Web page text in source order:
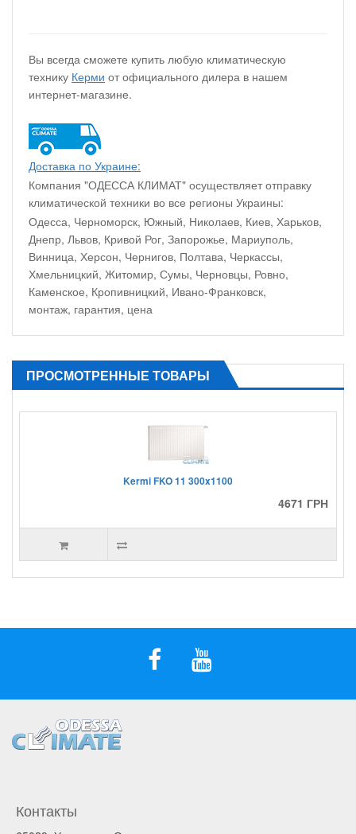
Вы всегда сможете купить любую климатическую
технику Керми от официального дилера в нашем
интернет-магазине.
Доставка по Украине:
Компания "ОДЕССА КЛИМАТ" осуществляет отправку
климатической техники во все регионы Украины:
Одесса, Черноморск, Южный, Николаев, Киев, Харьков,
Днепр, Львов, Кривой Рог, Запорожье, Мариуполь,
Винница, Херсон, Чернигов, Полтава, Черкассы,
Хмельницкий, Житомир, Сумы, Черновцы, Ровно,
Каменское, Кропивницкий, Ивано-Франковск,
монтаж, гарантия, цена
ПРОСМОТРЕННЫЕ ТОВАРЫ
Kermi FKO 11 300x1100
4671 ГРН
Контакты